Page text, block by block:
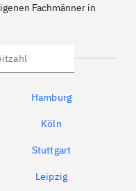
Fachmänner in
Hamburg
Köln
Stuttgart
Leipzig